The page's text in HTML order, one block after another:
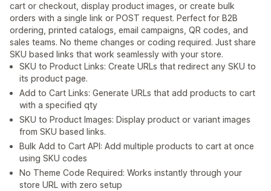
cart or checkout, display product images, or create bulk
orders with a single link or POST request. Perfect for B2B
ordering, printed catalogs, email campaigns, QR codes, and
sales teams. No theme changes or coding required. Just share
SKU based links that work seamlessly with your store.
SKU to Product Links: Create URLs that redirect any SKU to
its product page.
Add to Cart Links: Generate URLs that add products to cart
with a specified qty
SKU to Product Images: Display product or variant images
from SKU based links.
Bulk Add to Cart API: Add multiple products to cart at once
using SKU codes
No Theme Code Required: Works instantly through your
store URL with zero setup